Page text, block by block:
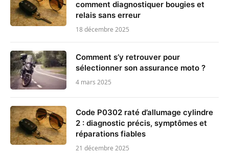
comment diagnostiquer bougies et
relais sans erreur
18 décembre 2025
Comment s’y retrouver pour
sélectionner son assurance moto ?
4 mars 2025
Code P0302 raté d’allumage cylindre
2 : diagnostic précis, symptômes et
réparations fiables
21 décembre 2025